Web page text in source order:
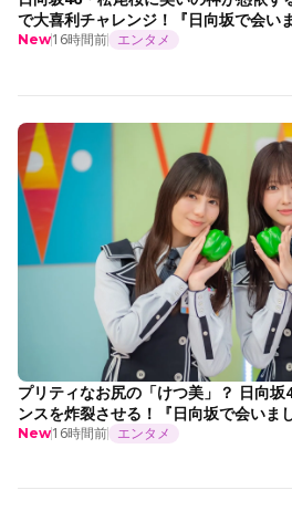
で大喜利チャレンジ！『日向坂で会い
New16時間前 エンタメ
プリティなお尻の「けつ美」？ 日向
ンスを炸裂させる！『日向坂で会いま
New16時間前 エンタメ